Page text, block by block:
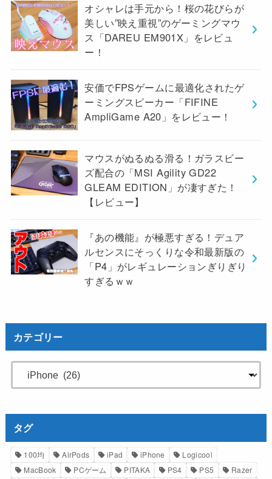
オシャレは手元から！桜の花びらが
美しい”映え重視”のゲーミングマウ
ス「DAREU EM901X」をレビュ
ー！
安価でFPSゲームに最適化されたゲ
ーミングスピーカー「FIFINE
AmpliGame A20」をレビュー！
マウスがぬるぬる滑る！ガラスビー
ズ配合の「MSI Agility GD22
GLEAM EDITION」が凄すぎた！
【レビュー】
『あの機能』が極悪すぎる！デュア
ルセンスにそっくりな令和最新版の
「P4」がレギュレーションぎりぎり
すぎるｗｗ
カテゴリー
タグ
100均 AirPods iPad iPhone
Logicool
MacBook
PCゲーム PITAKA PS4 PS5
Razer